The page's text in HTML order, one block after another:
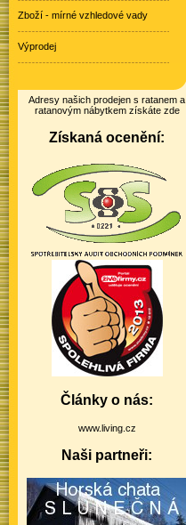
Zboží - mírné vzhledové vady
Výprodej
Adresy našich prodejen s ratanem a
ratanovým nábytkem získáte zde
Získaná ocenění:
Články o nás:
www.living.cz
Naši partneři: